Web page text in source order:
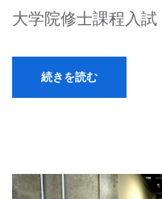
大学院修士課程入
続きを読む